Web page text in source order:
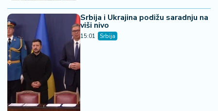
Srbija i Ukrajina podižu saradnju na
viši nivo
15:01 Srbija